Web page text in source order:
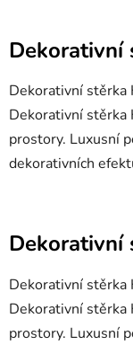
Dekorativní
Dekorativní stěrka
Dekorativní stěrka
prostory. Luxusní
dekorativních
Dekorativní
Dekorativní stěrka
Dekorativní stěrka
prostory. Luxusní